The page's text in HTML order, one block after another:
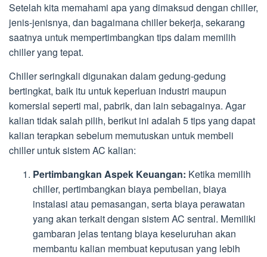
Setelah kita memahami apa yang dimaksud dengan chiller,
jenis-jenisnya, dan bagaimana chiller bekerja, sekarang
saatnya untuk mempertimbangkan tips dalam memilih
chiller yang tepat.
Chiller seringkali digunakan dalam gedung-gedung
bertingkat, baik itu untuk keperluan industri maupun
komersial seperti mal, pabrik, dan lain sebagainya. Agar
kalian tidak salah pilih, berikut ini adalah 5 tips yang dapat
kalian terapkan sebelum memutuskan untuk membeli
chiller untuk sistem AC kalian:
Pertimbangkan Aspek Keuangan: Ketika memilih
chiller, pertimbangkan biaya pembelian, biaya
instalasi atau pemasangan, serta biaya perawatan
yang akan terkait dengan sistem AC sentral. Memiliki
gambaran jelas tentang biaya keseluruhan akan
membantu kalian membuat keputusan yang lebih